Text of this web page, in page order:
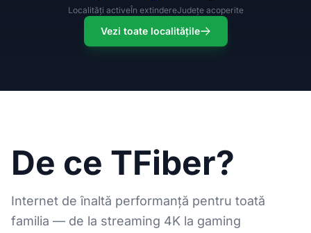
Localități activeÎn extindereJudețe acoperite
Vezi toate localitățile
De ce TFiber?
Internet de înaltă performanță pentru toată
familia — de la streaming 4K la gaming